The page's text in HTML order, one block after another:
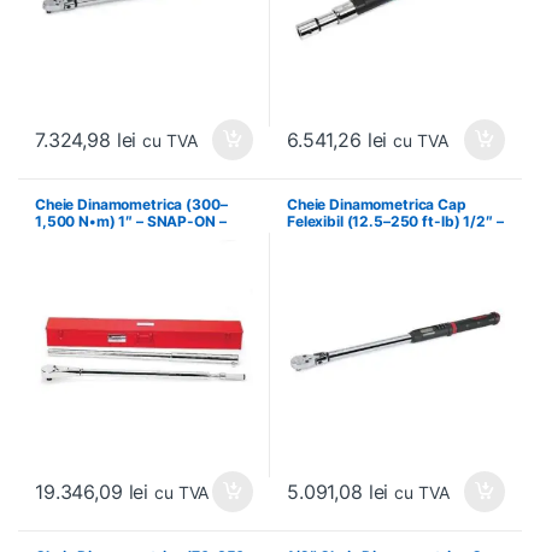
7.324,98 lei cu TVA 6.541,26 lei cu TVA
Cheie Dinamometrica (300–
1,500 N•m) 1″ – SNAP-ON –
19.346,09 lei cu TVA
Cheie Dinamometrica Cap
Felexibil (12.5–250 ft-lb) 1/2″ –
5.091,08 lei cu TVA